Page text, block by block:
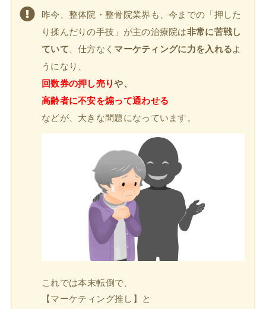
昨今、整体院・整骨院業界も、今までの「押した
り揉んだりの手技」が主の治療院は非常に苦戦し
ていて 、仕方なく マーケティングに力を入れるよ
うになり、
回数券の押し売りや、
高齢者に不安を煽って通わせる
などが、大きな問題になっています。
これでは本末転倒で、
【マーケティング推し】と